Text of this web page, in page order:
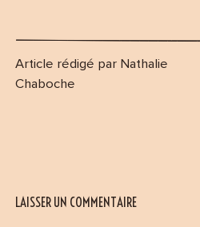
Article rédigé par Nathalie
Chaboche
LAISSER UN COMMENTAIRE